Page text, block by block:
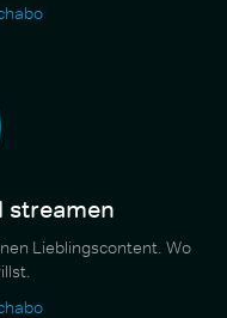
streamen
Lieblingscontent. Wo